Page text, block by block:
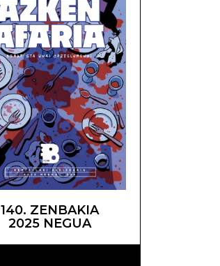
140. ZENBAKIA
2025 NEGUA